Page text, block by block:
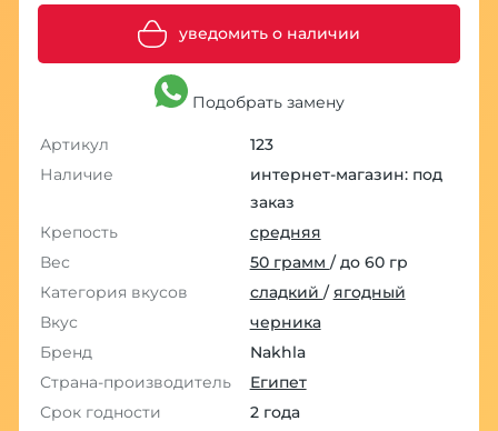
уведомить о наличии
Подобрать замену
Артикул
123
Наличие
интернет-магазин: под
заказ
Крепость
средняя
Вес
50 грамм / до 60 гр
Категория вкусов
сладкий /ягодный
Вкус
черника
Бренд
Nakhla
Страна-производитель
Египет
Срок годности
2 года